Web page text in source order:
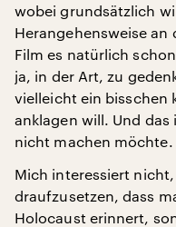
wobei grundsätzlich
Herangehensweise an
Film es natürlich
ja, in der Art, zu
vielleicht ein bisschen
anklagen will. Und
nicht machen möchte.
Mich interessiert
draufzusetzen, dass
Holocaust erinnert,